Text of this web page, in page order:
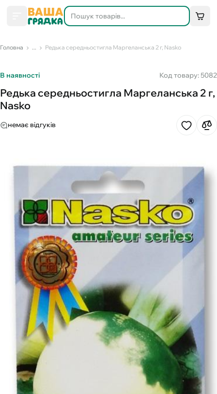
Головна ... Редька середньостигла Маргеланська 2 г, Nasko
В наявності Код товару: 5082
Редька середньостигла Маргеланська 2 г,
Nasko
немає відгуків